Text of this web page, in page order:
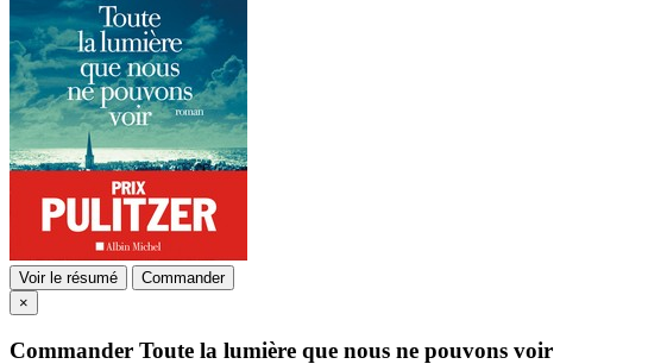
Voir le résumé
Commander
×
Commander Toute la lumière que nous ne pouvons voir